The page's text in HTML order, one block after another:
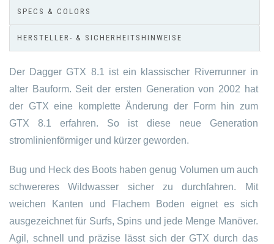
SPECS & COLORS
HERSTELLER- & SICHERHEITSHINWEISE
Der Dagger GTX 8.1 ist ein klassischer Riverrunner in
alter Bauform. Seit der ersten Generation von 2002 hat
der GTX eine komplette Änderung der Form hin zum
GTX 8.1 erfahren. So ist diese neue Generation
stromlinienförmiger und kürzer geworden.
Bug und Heck des Boots haben genug Volumen um auch
schwereres Wildwasser sicher zu durchfahren. Mit
weichen Kanten und Flachem Boden eignet es sich
ausgezeichnet für Surfs, Spins und jede Menge Manöver.
Agil, schnell und präzise lässt sich der GTX durch das